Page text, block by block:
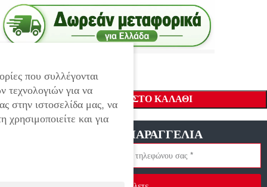
ΠΡΟΣΘΉΚΗ ΣΤΟ ΚΑΛΆΘΙ
ΓΡΗΓΟΡΗ ΠΑΡΑΓΓΕΛΙΑ
που συλλέγονται
για να
στην ιστοσελίδα μας, να
και για